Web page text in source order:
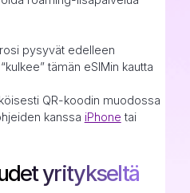
pysyvät edelleen
tämän eSIMin kautta
QR-koodin muodossa
kanssa iPhone tai
yritykseltä